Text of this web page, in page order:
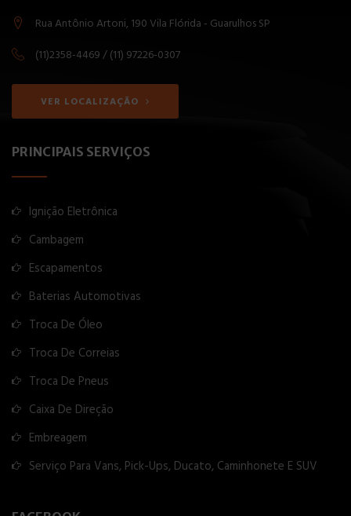
Rua Antônio Artoni, 190 Vila Flórida - Guarulhos SP
(11)2358-4469 / (11) 97226-0307
VER LOCALIZAÇÃO
PRINCIPAIS SERVIÇOS
Ignição Eletrônica
Cambagem
Escapamentos
Baterias Automotivas
Troca De Óleo
Troca De Correias
Troca De Pneus
Caixa De Direção
Embreagem
Serviço Para Vans, Pick-Ups, Ducato, Caminhonete E SUV